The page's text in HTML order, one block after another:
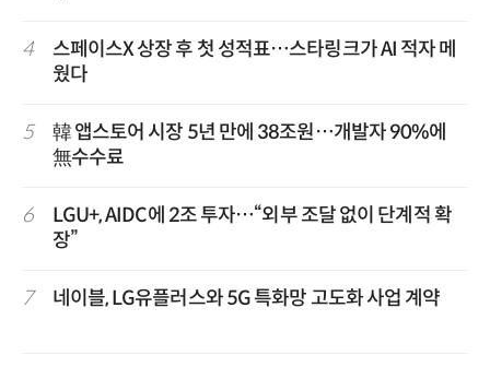
4
스페이스X 상장 후 첫 성적표…스타링크가 AI 적자 메
웠다
5
韓 앱스토어 시장 5년 만에 38조원…개발자 90%에
無수수료
6
LGU+, AIDC에 2조 투자…“외부 조달 없이 단계적 확
장”
7 네이블, LG유플러스와 5G 특화망 고도화 사업 계약